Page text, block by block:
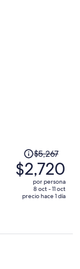
precio
era
$5,267
$5,267
$2,720
por persona
8 oct - 11 oct
precio hace 1 día